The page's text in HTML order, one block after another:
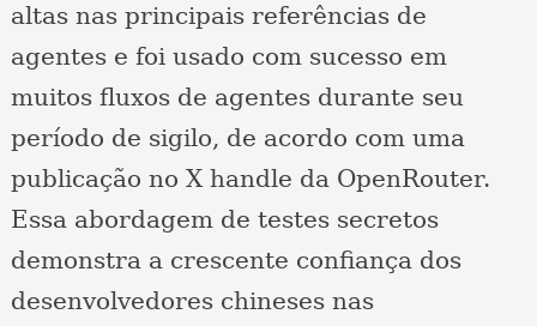
altas nas principais referências de
agentes e foi usado com sucesso em
muitos fluxos de agentes durante seu
período de sigilo, de acordo com uma
publicação no X handle da OpenRouter.
Essa abordagem de testes secretos
demonstra a crescente confiança dos
desenvolvedores chineses nas